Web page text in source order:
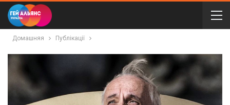
Домашняя Публікації